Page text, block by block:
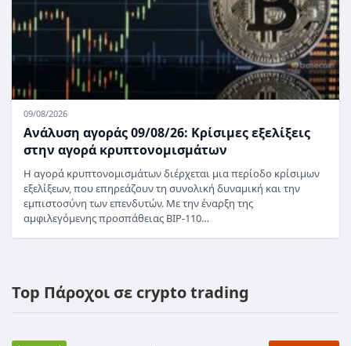
09/08/2026
Ανάλυση αγοράς 09/08/26: Κρίσιμες εξελίξεις
στην αγορά κρυπτονομισμάτων
Η αγορά κρυπτονομισμάτων διέρχεται μια περίοδο κρίσιμων
εξελίξεων, που επηρεάζουν τη συνολική δυναμική και την
εμπιστοσύνη των επενδυτών. Με την έναρξη της
αμφιλεγόμενης προσπάθειας BIP-110…
Top Πάροχοι σε crypto trading